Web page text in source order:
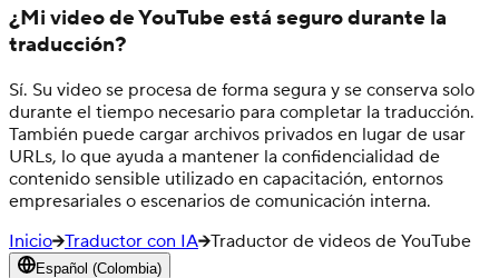
¿Mi video de YouTube está seguro durante la
traducción?
Sí. Su video se procesa de forma segura y se conserva solo
durante el tiempo necesario para completar la traducción.
También puede cargar archivos privados en lugar de usar
URLs, lo que ayuda a mantener la confidencialidad de
contenido sensible utilizado en capacitación, entornos
empresariales o escenarios de comunicación interna.
Inicio Traductor con IA Traductor de videos de YouTube
Español (Colombia)